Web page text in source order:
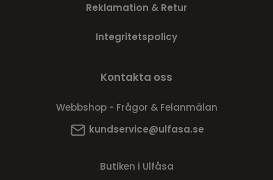
Reklamation & Retur
Integritetspolicy
Kontakta oss
Webbshop - Frågor & Felanmälan
kundservice@ulfasa.se
Butiken i Ulfåsa